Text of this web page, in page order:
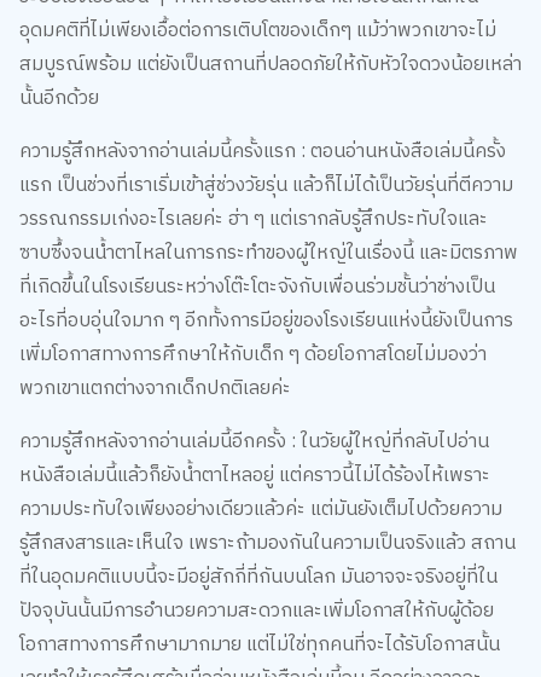
อุดมคติที่ไม่เพียงเอื้อต่อการเติบโตของเด็กๆ แม้ว่าพวกเขาจะไม่
สมบูรณ์พร้อม แต่ยังเป็นสถานที่ปลอดภัยให้กับหัวใจดวงน้อยเหล่า
นั้นอีกด้วย
ความรู้สึกหลังจากอ่านเล่มนี้ครั้งแรก : ตอนอ่านหนังสือเล่มนี้ครั้ง
แรก เป็นช่วงที่เราเริ่มเข้าสู่ช่วงวัยรุ่น แล้วก็ไม่ได้เป็นวัยรุ่นที่ตีความ
วรรณกรรมเก่งอะไรเลยค่ะ ฮ่า ๆ แต่เรากลับรู้สึกประทับใจและ
ซาบซึ้งจนน้ำตาไหลในการกระทำของผู้ใหญ่ในเรื่องนี้ และมิตรภาพ
ที่เกิดขึ้นในโรงเรียนระหว่างโต๊ะโตะจังกับเพื่อนร่วมชั้นว่าช่างเป็น
อะไรที่อบอุ่นใจมาก ๆ อีกทั้งการมีอยู่ของโรงเรียนแห่งนี้ยังเป็นการ
เพิ่มโอกาสทางการศึกษาให้กับเด็ก ๆ ด้อยโอกาสโดยไม่มองว่า
พวกเขาแตกต่างจากเด็กปกติเลยค่ะ
ความรู้สึกหลังจากอ่านเล่มนี้อีกครั้ง : ในวัยผู้ใหญ่ที่กลับไปอ่าน
หนังสือเล่มนี้แล้วก็ยังน้ำตาไหลอยู่ แต่คราวนี้ไม่ได้ร้องไห้เพราะ
ความประทับใจเพียงอย่างเดียวแล้วค่ะ แต่มันยังเต็มไปด้วยความ
รู้สึกสงสารและเห็นใจ เพราะถ้ามองกันในความเป็นจริงแล้ว สถาน
ที่ในอุดมคติแบบนี้จะมีอยู่สักกี่ที่กันบนโลก มันอาจจะจริงอยู่ที่ใน
ปัจจุบันนั้นมีการอำนวยความสะดวกและเพิ่มโอกาสให้กับผู้ด้อย
โอกาสทางการศึกษามากมาย แต่ไม่ใช่ทุกคนที่จะได้รับโอกาสนั้น